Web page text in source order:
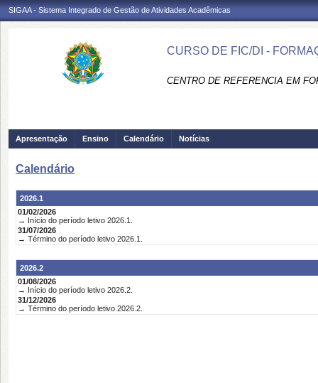
SIGAA - Sistema Integrado de Gestão de Atividades Acadêmicas
CURSO DE FIC/DI -
CENTRO DE REFERENCIA EM
Apresentação Ensino Calendário Notícias
Calendário
2026.1
01/02/2026
→ Início do período letivo 2026.1.
31/07/2026
→ Término do período letivo 2026.1.
2026.2
01/08/2026
→ Início do período letivo 2026.2.
31/12/2026
→ Término do período letivo 2026.2.